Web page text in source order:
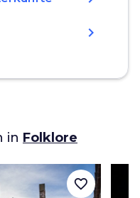
chevron_right
in Folklore
favorite_border